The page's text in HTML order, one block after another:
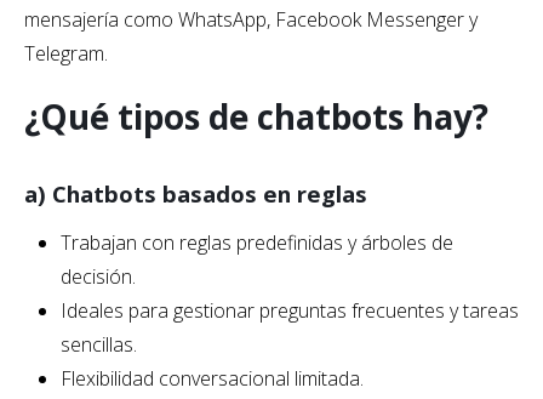
mensajería como WhatsApp, Facebook Messenger y
Telegram.
¿Qué tipos de chatbots hay?
a) Chatbots basados ​​en reglas
Trabajan con reglas predefinidas y árboles de
decisión.
Ideales para gestionar preguntas frecuentes y tareas
sencillas.
Flexibilidad conversacional limitada.